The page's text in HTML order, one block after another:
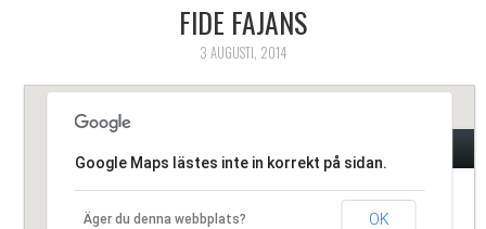
HIMLAMYSIGT
HIMLASNYGGT
VI MÖTER
FIDE FAJANS
3 AUGUSTI, 2014
Stilren keramik på södra Gotland.
Google Maps lästes inte in korrekt på sidan.
Äger du denna webbplats? OK